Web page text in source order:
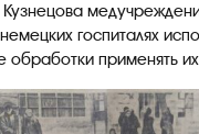
госпиталях
обработки применять